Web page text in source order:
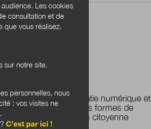
La démocratie numérique et
les nouvelles formes de
participation citoyenne
Les cookies
consultation et de
vous réalisez.
notre site.
personnelles, nous
: vos visites ne
C’est par ici !